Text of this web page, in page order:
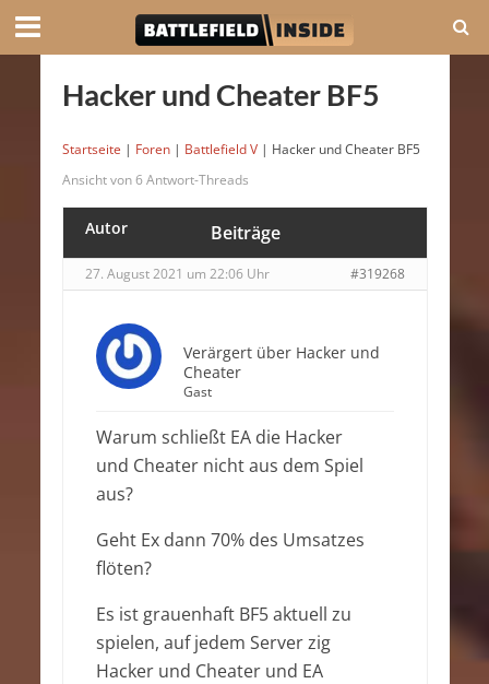
Hacker und Cheater BF5
Startseite | Foren | Battlefield V | Hacker und Cheater BF5
Ansicht von 6 Antwort-Threads
Autor Beiträge
27. August 2021 um 22:06 Uhr #319268
Verärgert über Hacker und
Cheater
Gast
Warum schließt EA die Hacker
und Cheater nicht aus dem Spiel
aus?
Geht Ex dann 70% des Umsatzes
flöten?
Es ist grauenhaft BF5 aktuell zu
spielen, auf jedem Server zig
Hacker und Cheater und EA